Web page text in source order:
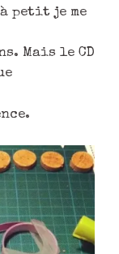
petit je me
Mais le CD